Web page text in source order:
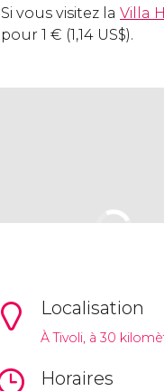
Si vous visitez la Villa
pour 1 € (1,14 US$).
Localisation
À Tivoli, à 30
Horaires